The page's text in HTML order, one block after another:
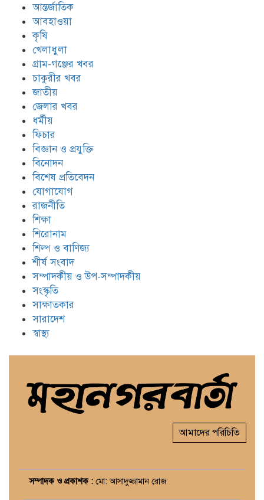
আন্তর্জাতিক
আবহাওয়া
কৃষি
খেলাধুলা
গ্রাম-গঞ্জের খবর
চাকুরীর খবর
জাতীয়
জেলার খবর
ধর্মীয়
ফিচার
বিজ্ঞান ও প্রযুক্তি
বিনোদন
বিশেষ প্রতিবেদন
যোগাযোগ
রাজনীতি
শিক্ষা
শিরোনাম
শিল্প ও বাণিজ্য
শীর্ষ সংবাদ
সম্পাদকীয় ও উপ-সম্পাদকীয়
সংস্কৃতি
সাক্ষাতকার
সারাদেশ
স্বাস্থ্য
আমাদের পরিচিতি
সম্পাদক ও প্রকাশক : মো: আসাদুজ্জামান রোজ